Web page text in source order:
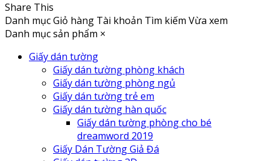
Share This
Danh mụcGiỏ hàng Tài khoản Tìm kiếm Vừa xem
Danh mục sản phẩm ×
Giấy dán tường
Giấy dán tường phòng khách
Giấy dán tường phòng ngủ
Giấy dán tường trẻ em
Giấy dán tường hàn quốc
Giấy dán tường phòng cho bé
dreamword 2019
Giấy Dán Tường Giả Đá